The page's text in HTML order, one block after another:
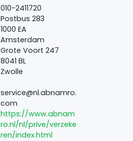
010-2411720
Postbus 283
1000 EA
Amsterdam
Grote Voort 247
8041 BL
Zwolle
service@nl.abnamro.
com
https://www.abnam
ro.nl/nl/prive/verzeke
ren/index.html